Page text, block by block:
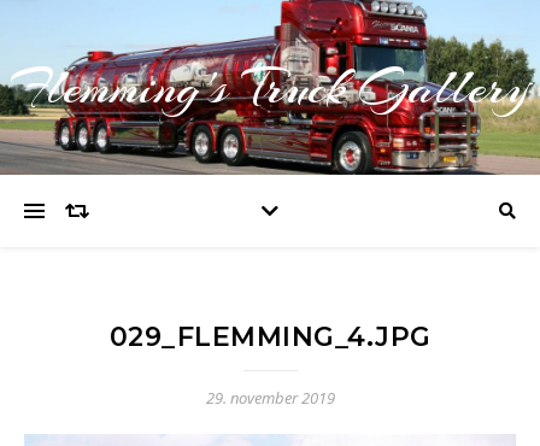
Flemming's Truck Gallery
029_FLEMMING_4.JPG
29. november 2019